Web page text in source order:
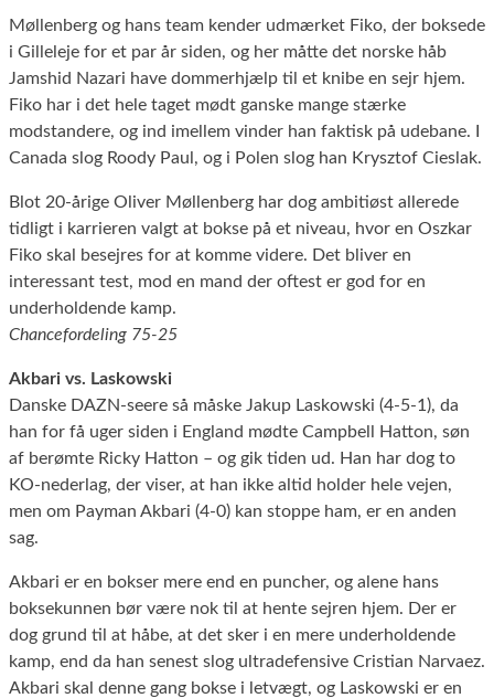
Møllenberg og hans team kender udmærket Fiko, der boksede
i Gilleleje for et par år siden, og her måtte det norske håb
Jamshid Nazari have dommerhjælp til et knibe en sejr hjem.
Fiko har i det hele taget mødt ganske mange stærke
modstandere, og ind imellem vinder han faktisk på udebane. I
Canada slog Roody Paul, og i Polen slog han Krysztof Cieslak.
Blot 20-årige Oliver Møllenberg har dog ambitiøst allerede
tidligt i karrieren valgt at bokse på et niveau, hvor en Oszkar
Fiko skal besejres for at komme videre. Det bliver en
interessant test, mod en mand der oftest er god for en
underholdende kamp.
Chancefordeling 75-25
Akbari vs. Laskowski
Danske DAZN-seere så måske Jakup Laskowski (4-5-1), da
han for få uger siden i England mødte Campbell Hatton, søn
af berømte Ricky Hatton – og gik tiden ud. Han har dog to
KO-nederlag, der viser, at han ikke altid holder hele vejen,
men om Payman Akbari (4-0) kan stoppe ham, er en anden
sag.
Akbari er en bokser mere end en puncher, og alene hans
boksekunnen bør være nok til at hente sejren hjem. Der er
dog grund til at håbe, at det sker i en mere underholdende
kamp, end da han senest slog ultradefensive Cristian Narvaez.
Akbari skal denne gang bokse i letvægt, og Laskowski er en